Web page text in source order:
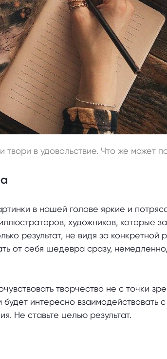
твори в удовольствие. Что же может
в нашей голове яркие и
художников, которые
результат, не видя за конкретной
от себя шедевра сразу,
творчество не с точки
интересно взаимодействовать
Не ставьте целью результат.